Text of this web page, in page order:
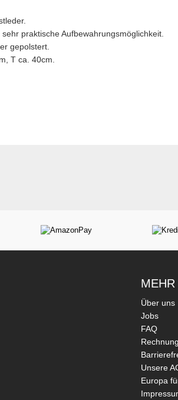
praktische Aufbewahrungsmöglichkeit.
gepolstert.
T ca. 40cm.
Über uns
Jobs
FAQ
Unsere
Europa